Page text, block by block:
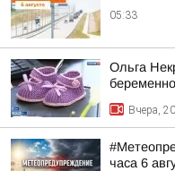
05:33
Ольга
Вчера,
часа 6